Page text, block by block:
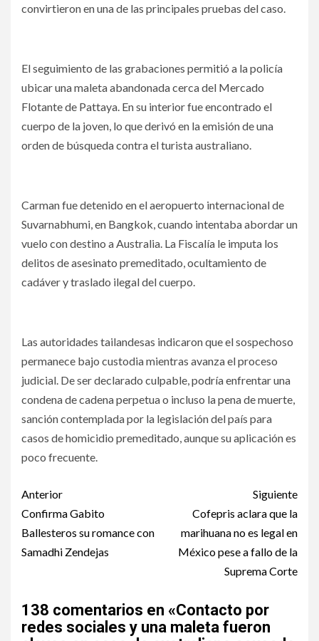
convirtieron en una de las principales pruebas del caso.
El seguimiento de las grabaciones permitió a la policía
ubicar una maleta abandonada cerca del Mercado
Flotante de Pattaya. En su interior fue encontrado el
cuerpo de la joven, lo que derivó en la emisión de una
orden de búsqueda contra el turista australiano.
Carman fue detenido en el aeropuerto internacional de
Suvarnabhumi, en Bangkok, cuando intentaba abordar un
vuelo con destino a Australia. La Fiscalía le imputa los
delitos de asesinato premeditado, ocultamiento de
cadáver y traslado ilegal del cuerpo.
Las autoridades tailandesas indicaron que el sospechoso
permanece bajo custodia mientras avanza el proceso
judicial. De ser declarado culpable, podría enfrentar una
condena de cadena perpetua o incluso la pena de muerte,
sanción contemplada por la legislación del país para
casos de homicidio premeditado, aunque su aplicación es
poco frecuente.
Post
navigation
Anterior
Confirma Gabito
Ballesteros su romance con
Samadhi Zendejas
Siguiente
Cofepris aclara que la
marihuana no es legal en
México pese a fallo de la
Suprema Corte
138 comentarios en «Contacto por
redes sociales y una maleta fueron